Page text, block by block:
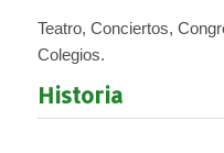
Teatro, Conciertos,
Colegios.
Historia